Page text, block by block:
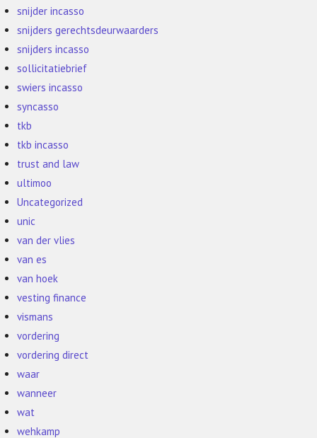
snijder incasso
snijders gerechtsdeurwaarders
snijders incasso
sollicitatiebrief
swiers incasso
syncasso
tkb
tkb incasso
trust and law
ultimoo
Uncategorized
unic
van der vlies
van es
van hoek
vesting finance
vismans
vordering
vordering direct
waar
wanneer
wat
wehkamp